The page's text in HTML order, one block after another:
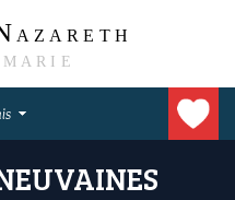
AZARETH